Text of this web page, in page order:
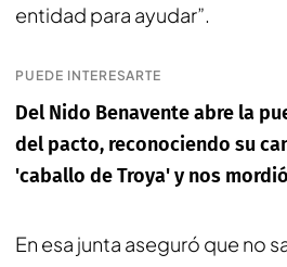
entidad para ayudar”.
PUEDE INTERESARTE
Del Nido Benavente abre la
del pacto, reconociendo su
'caballo de Troya' y nos
En esa junta aseguró que no